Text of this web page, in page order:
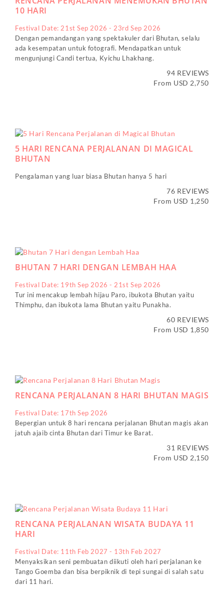
10 HARI
Festival Date: 21st Sep 2026 - 23rd Sep 2026
Dengan pemandangan yang spektakuler dari Bhutan, selalu
ada kesempatan untuk fotografi. Mendapatkan untuk
mengunjungi Candi tertua, Kyichu Lhakhang.
94 REVIEWS
From USD 2,750
5 HARI RENCANA PERJALANAN DI MAGICAL
BHUTAN
Pengalaman yang luar biasa Bhutan hanya 5 hari
76 REVIEWS
From USD 1,250
BHUTAN 7 HARI DENGAN LEMBAH HAA
Festival Date: 19th Sep 2026 - 21st Sep 2026
Tur ini mencakup lembah hijau Paro, ibukota Bhutan yaitu
Thimphu, dan ibukota lama Bhutan yaitu Punakha.
60 REVIEWS
From USD 1,850
RENCANA PERJALANAN 8 HARI BHUTAN MAGIS
Festival Date: 17th Sep 2026
Bepergian untuk 8 hari rencana perjalanan Bhutan magis akan
jatuh ajaib cinta Bhutan dari Timur ke Barat.
31 REVIEWS
From USD 2,150
RENCANA PERJALANAN WISATA BUDAYA 11
HARI
Festival Date: 11th Feb 2027 - 13th Feb 2027
Menyaksikan seni pembuatan diikuti oleh hari perjalanan ke
Tango Goemba dan bisa berpiknik di tepi sungai di salah satu
dari 11 hari.